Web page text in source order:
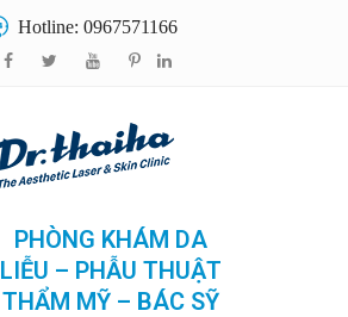
Hotline: 0967571166
PHÒNG KHÁM DA
LIỄU – PHẪU THUẬT
THẨM MỸ – BÁC SỸ